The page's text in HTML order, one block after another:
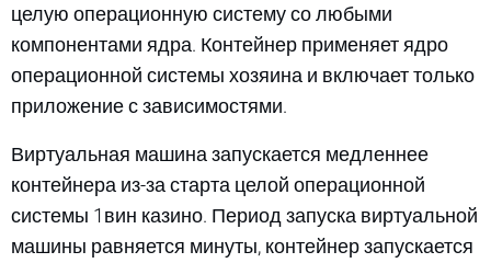
целую операционную систему со любыми
компонентами ядра. Контейнер применяет ядро
операционной системы хозяина и включает только
приложение с зависимостями.
Виртуальная машина запускается медленнее
контейнера из-за старта целой операционной
системы 1вин казино. Период запуска виртуальной
машины равняется минуты, контейнер запускается